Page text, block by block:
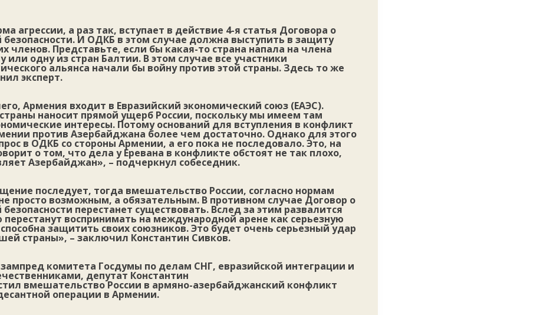
агрессии, а раз так, вступает в действие 4-я статья Договора о
безопасности. И ОДКБ в этом случае должна выступить в защиту
членов. Представьте, если бы какая-то страна напала на члена
одну из стран Балтии. В этом случае все участники
альянса начали бы войну против этой страны. Здесь то же
эксперт.
Армения входит в Евразийский экономический союз (ЕАЭС).
наносит прямой ущерб России, поскольку мы имеем там
интересы. Потому оснований для вступления в конфликт
против Азербайджана более чем достаточно. Однако для этого
в ОДКБ со стороны Армении, а его пока не последовало. Это, на
о том, что дела у Еревана в конфликте обстоят не так плохо,
Азербайджан», – подчеркнул собеседник.
последует, тогда вмешательство России, согласно нормам
просто возможным, а обязательным. В противном случае Договор о
перестанет существовать. Вслед за этим развалится
перестанут воспринимать на международной арене как серьезную
защитить своих союзников. Это будет очень серьезный удар
страны», – заключил Константин Сивков.
комитета Госдумы по делам СНГ, евразийской интеграции и
депутат Константин
вмешательство России в армяно-азербайджанский конфликт
операции в Армении.